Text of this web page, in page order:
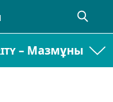
– Мазмұны